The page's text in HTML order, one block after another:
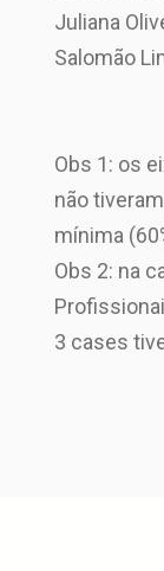
Juliana
Salomão
Obs 1: os
não
mínima
Obs 2: na
3 cases